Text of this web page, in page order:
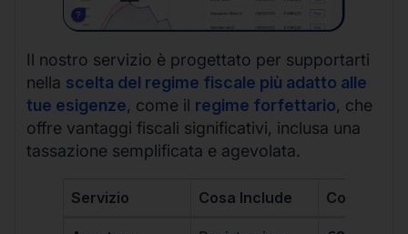
Il nostro servizio è progettato per supportarti
nella scelta del regime fiscale più adatto alle
tue esigenze, come il regime forfettario, che
offre vantaggi fiscali significativi, inclusa una
tassazione semplificata e agevolata.
Servizio Cosa Include Costo